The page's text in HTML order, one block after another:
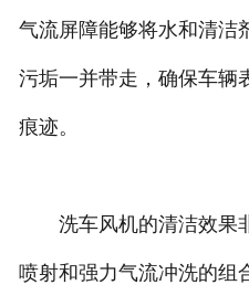
气流屏障能够将水和清洁
污垢一并带走，确保车辆
痕迹。
洗车风机的清洁效果
喷射和强力气流冲洗的组